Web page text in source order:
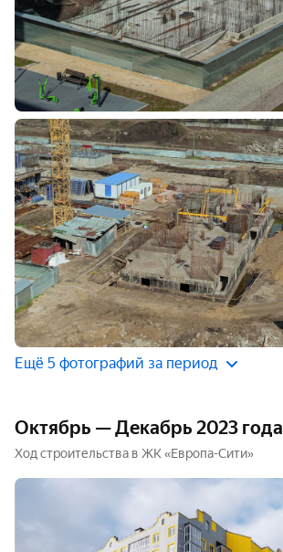
Ещё 5 фотографий за период
Октябрь — Декабрь 2023 года
Ход строительства в ЖК «Европа-Сити»